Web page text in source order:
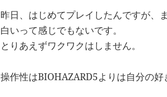
昨日、はじめてプレイしたんですが、
白いって感じでもないです。
とりあえずワクワクはしません。
操作性はBIOHAZARD5よりは自分の好